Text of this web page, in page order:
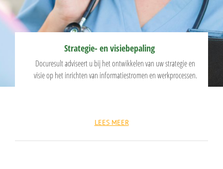
Strategie- en visiebepaling
Docuresult adviseert u bij het ontwikkelen van uw strategie en
visie op het inrichten van informatiestromen en werkprocessen.
LEES MEER